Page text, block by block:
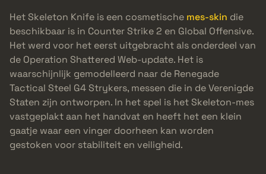
Het Skeleton Knife is een cosmetische mes-skin die
beschikbaar is in Counter Strike 2 en Global Offensive.
Het werd voor het eerst uitgebracht als onderdeel van
de Operation Shattered Web-update. Het is
waarschijnlijk gemodelleerd naar de Renegade
Tactical Steel G4 Strykers, messen die in de Verenigde
Staten zijn ontworpen. In het spel is het Skeleton-mes
vastgeplakt aan het handvat en heeft het een klein
gaatje waar een vinger doorheen kan worden
gestoken voor stabiliteit en veiligheid.